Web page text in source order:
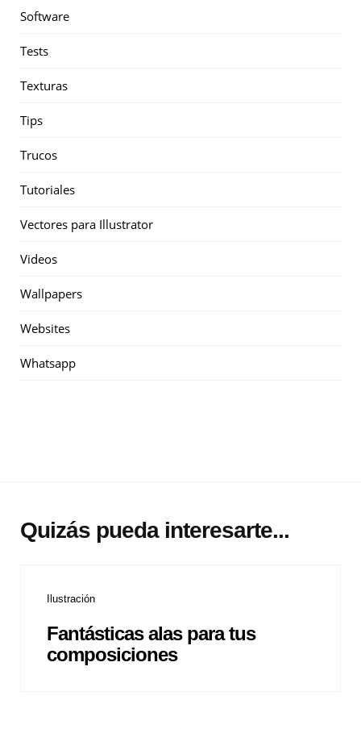
Software
Tests
Texturas
Tips
Trucos
Tutoriales
Vectores para Illustrator
Videos
Wallpapers
Websites
Whatsapp
Quizás pueda interesarte...
Ilustración
Fantásticas alas para tus
composiciones